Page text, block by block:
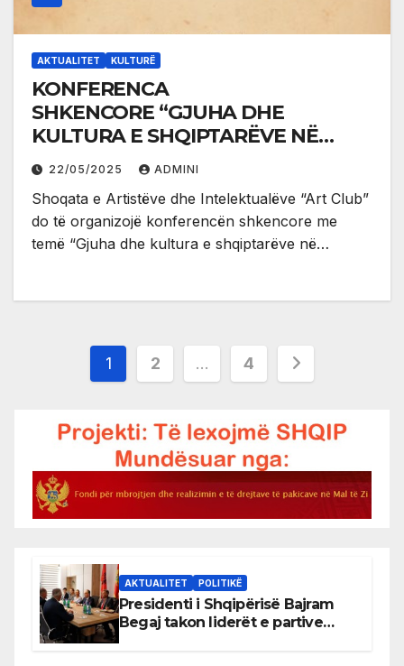
AKTUALITET KULTURË
KONFERENCA
SHKENCORE “GJUHA DHE
KULTURA E SHQIPTARËVE NË
MALIN E ZI”
22/05/2025 ADMINI
Shoqata e Artistëve dhe Intelektualëve “Art Club”
do të organizojë konferencën shkencore me
temë “Gjuha dhe kultura e shqiptarëve në…
Posts
1 2 … 4
AKTUALITET POLITIKË
Presidenti i Shqipërisë Bajram
Begaj takon liderët e partive